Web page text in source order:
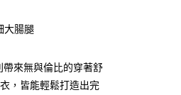
大腸腿
來無與倫比的穿著舒
，皆能輕鬆打造出完